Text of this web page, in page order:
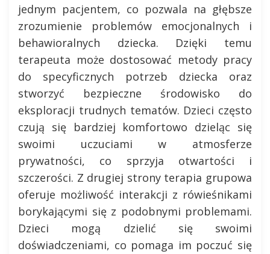
jednym pacjentem, co pozwala na głębsze
zrozumienie problemów emocjonalnych i
behawioralnych dziecka. Dzięki temu
terapeuta może dostosować metody pracy
do specyficznych potrzeb dziecka oraz
stworzyć bezpieczne środowisko do
eksploracji trudnych tematów. Dzieci często
czują się bardziej komfortowo dzieląc się
swoimi uczuciami w atmosferze
prywatności, co sprzyja otwartości i
szczerości. Z drugiej strony terapia grupowa
oferuje możliwość interakcji z rówieśnikami
borykającymi się z podobnymi problemami.
Dzieci mogą dzielić się swoimi
doświadczeniami, co pomaga im poczuć się